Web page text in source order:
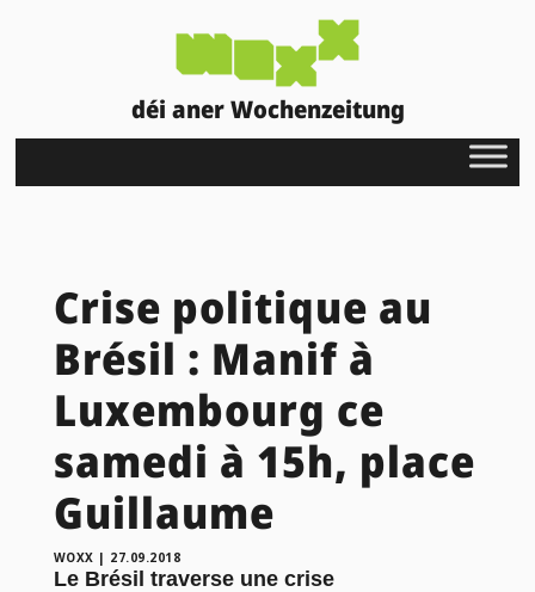
déi aner Wochenzeitung
Crise politique au
Brésil : Manif à
Luxembourg ce
samedi à 15h, place
Guillaume
WOXX | 27.09.2018
Le Brésil traverse une crise